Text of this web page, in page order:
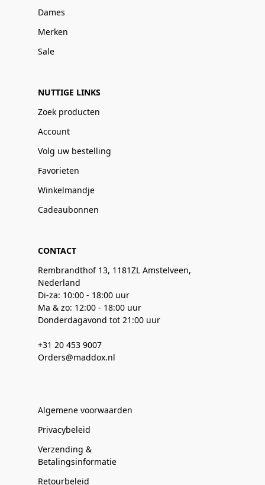
Dames
Merken
Sale
NUTTIGE LINKS
Zoek producten
Account
Volg uw bestelling
Favorieten
Winkelmandje
Cadeaubonnen
CONTACT
Rembrandthof 13, 1181ZL Amstelveen,
Nederland
Di-za: 10:00 - 18:00 uur
Ma & zo: 12:00 - 18:00 uur
Donderdagavond tot 21:00 uur
+31 20 453 9007
Orders@maddox.nl
Algemene voorwaarden
Privacybeleid
Verzending &
Betalingsinformatie
Retourbeleid